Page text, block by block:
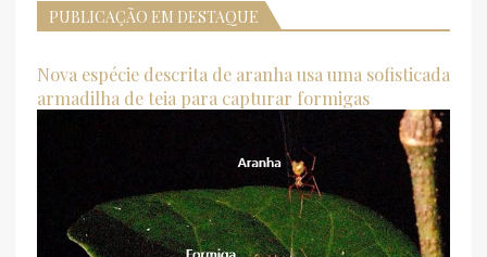
PUBLICAÇÃO EM DESTAQUE
Nova espécie descrita de aranha usa uma sofisticada
armadilha de teia para capturar formigas